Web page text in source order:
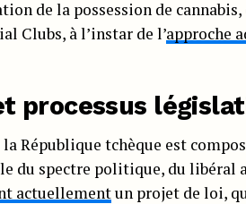
de la possession de
Clubs, à l’instar de l’approche
processus
République tchèque est
du spectre politique, du libéral
actuellementun projet de loi,